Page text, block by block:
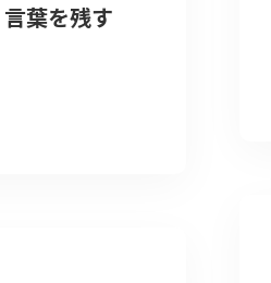
言葉を残す